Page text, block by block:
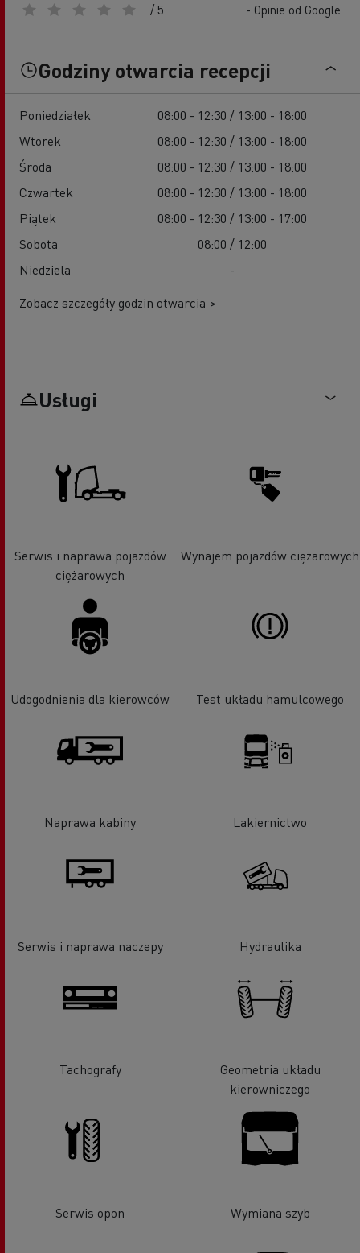
/ 5 - Opinie od Google
Godziny otwarcia recepcji
Poniedziałek
08:00 - 12:30 / 13:00 - 18:00
Wtorek
08:00 - 12:30 / 13:00 - 18:00
Środa
08:00 - 12:30 / 13:00 - 18:00
Czwartek
08:00 - 12:30 / 13:00 - 18:00
Piątek
08:00 - 12:30 / 13:00 - 17:00
Sobota
08:00 / 12:00
Niedziela
-
Zobacz szczegóły godzin otwarcia >
Usługi
Serwis i naprawa pojazdów
ciężarowych
Wynajem pojazdów ciężarowych
Udogodnienia dla kierowców Test układu hamulcowego
Naprawa kabiny Lakiernictwo
Serwis i naprawa naczepy Hydraulika
Tachografy
Geometria układu
kierowniczego
Serwis opon Wymiana szyb